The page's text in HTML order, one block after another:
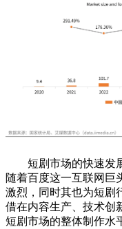
短剧市场的快速发展
随着百度这一互联网巨
激烈，同时其也为短剧
借在内容生产、技术创
短剧市场的整体制作水